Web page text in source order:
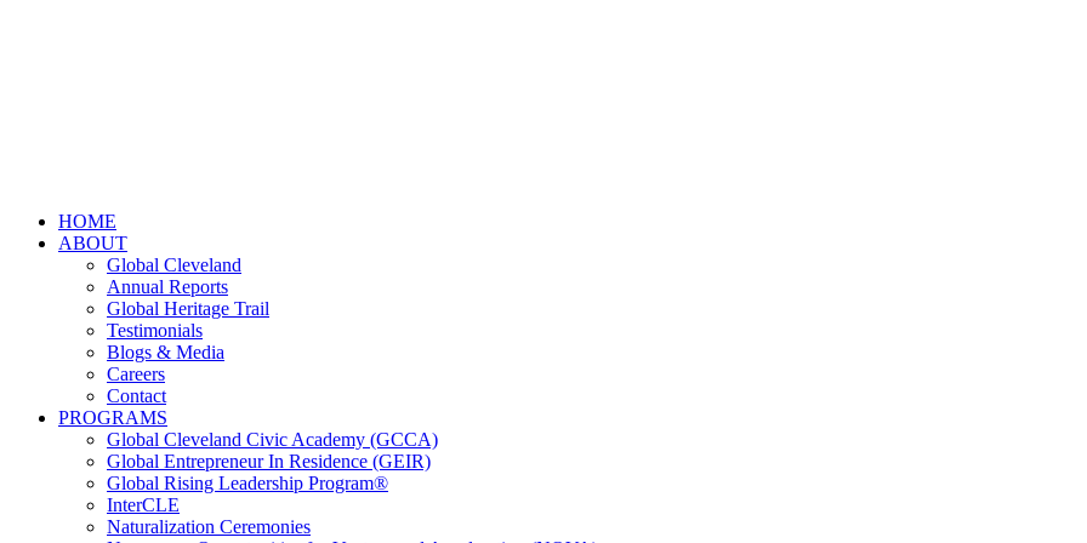
HOME
ABOUT
Global Cleveland
Annual Reports
Global Heritage Trail
Testimonials
Blogs & Media
Careers
Contact
PROGRAMS
Global Cleveland Civic Academy (GCCA)
Global Entrepreneur In Residence (GEIR)
Global Rising Leadership Program®
InterCLE
Naturalization Ceremonies